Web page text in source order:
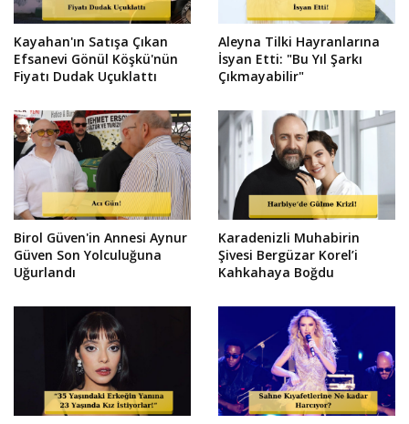
Kayahan'ın Satışa Çıkan
Efsanevi Gönül Köşkü'nün
Fiyatı Dudak Uçuklattı
Aleyna Tilki Hayranlarına
İsyan Etti: "Bu Yıl Şarkı
Çıkmayabilir"
Birol Güven'in Annesi Aynur
Güven Son Yolculuğuna
Uğurlandı
Karadenizli Muhabirin
Şivesi Bergüzar Korel’i
Kahkahaya Boğdu